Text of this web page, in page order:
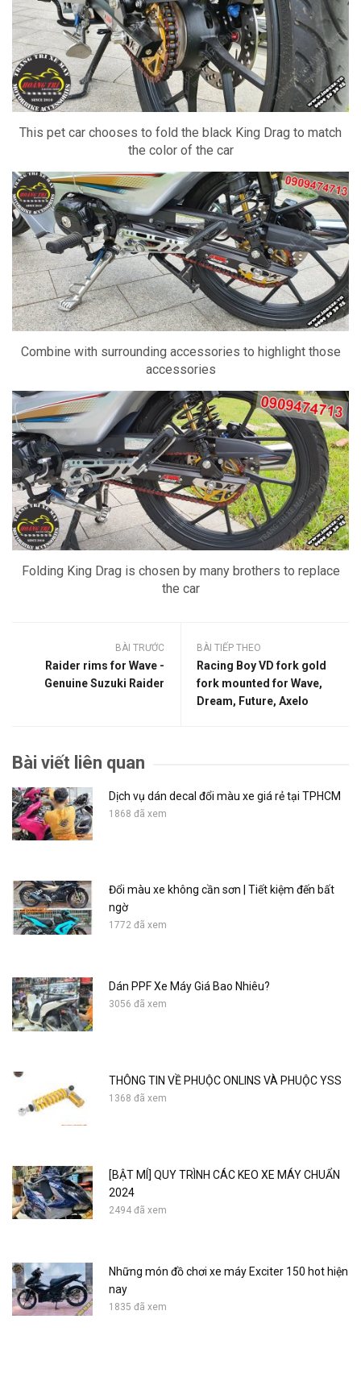
This pet car chooses to fold the black King Drag to match
the color of the car
Combine with surrounding accessories to highlight those
accessories
Folding King Drag is chosen by many brothers to replace
the car
BÀI TRƯỚC
Raider rims for Wave -
Genuine Suzuki Raider
BÀI TIẾP THEO
Racing Boy VD fork gold
fork mounted for Wave,
Dream, Future, Axelo
Bài viết liên quan
Dịch vụ dán decal đổi màu xe giá rẻ tại TPHCM
1868 đã xem
Đổi màu xe không cần sơn | Tiết kiệm đến bất
ngờ
1772 đã xem
Dán PPF Xe Máy Giá Bao Nhiêu?
3056 đã xem
THÔNG TIN VỀ PHUỘC ONLINS VÀ PHUỘC YSS
1368 đã xem
[BẬT MÍ] QUY TRÌNH CÁC KEO XE MÁY CHUẨN
2024
2494 đã xem
Những món đồ chơi xe máy Exciter 150 hot hiện
nay
1835 đã xem